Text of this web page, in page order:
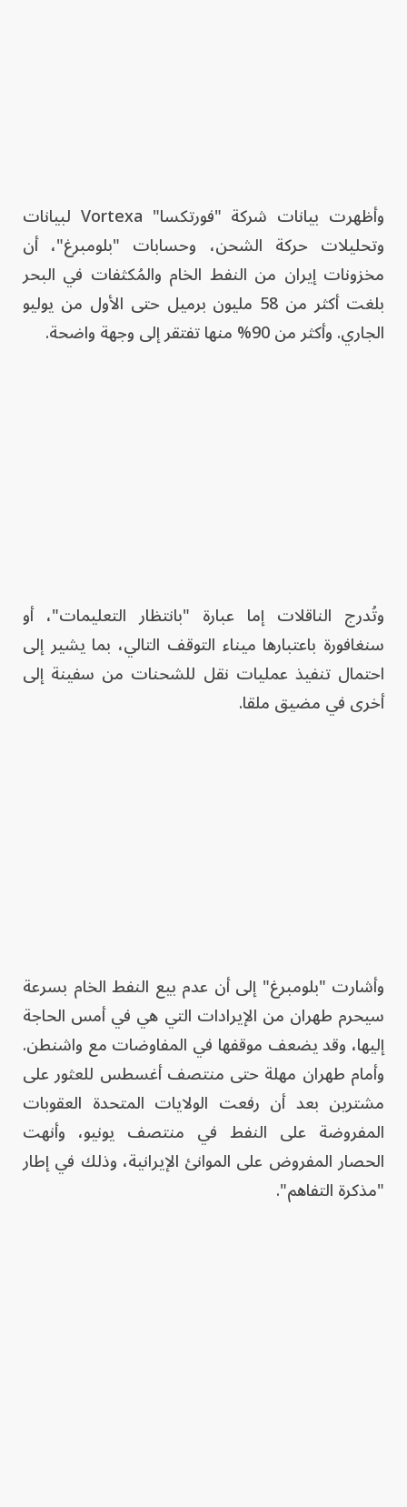
وأظهرت بيانات شركة "فورتكسا" Vortexa لبيانات
وتحليلات حركة الشحن، وحسابات "بلومبرغ"، أن
مخزونات إيران من النفط الخام والمُكثفات في البحر
بلغت أكثر من 58 مليون برميل حتى الأول من يوليو
الجاري. وأكثر من 90% منها تفتقر إلى وجهة واضحة.
وتُدرج الناقلات إما عبارة "بانتظار التعليمات"، أو
سنغافورة باعتبارها ميناء التوقف التالي، بما يشير إلى
احتمال تنفيذ عمليات نقل للشحنات من سفينة إلى
أخرى في مضيق ملقا.
وأشارت "بلومبرغ" إلى أن عدم بيع النفط الخام بسرعة
سيحرم طهران من الإيرادات التي هي في أمس الحاجة
إليها، وقد يضعف موقفها في المفاوضات مع واشنطن.
وأمام طهران مهلة حتى منتصف أغسطس للعثور على
مشترين بعد أن رفعت الولايات المتحدة العقوبات
المفروضة على النفط في منتصف يونيو، وأنهت
الحصار المفروض على الموانئ الإيرانية، وذلك في إطار
"مذكرة التفاهم".